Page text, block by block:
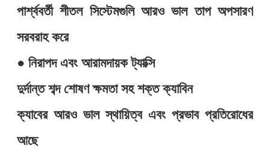
পার্শ্ববর্তী শীতল সিস্টেমগুলি আরও ভাল তাপ অপসারণ
সরবরাহ করে
● নিরাপদ এবং আরামদায়ক ট্যাক্সি
দুর্দান্ত শব্দ শোষণ ক্ষমতা সহ শক্ত ক্যাবিন
ক্যাবের আরও ভাল স্থায়িত্ব এবং প্রভাব প্রতিরোধের
আছে